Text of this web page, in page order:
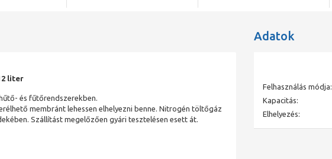
liter
és fűtőrendszerekben.
membránt lehessen elhelyezni benne. Nitrogén töltőgáz
Szállítást megelőzően gyári tesztelésen esett át.
Adatok
Felhasználás módja:
Kapacitás:
Elhelyezés: